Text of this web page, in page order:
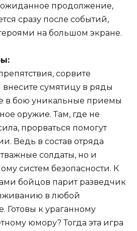
продолжение,
сразу после событий,
на большом экране.
сорвите
сумятицу в ряды
в бою уникальные приемы
оружие. Там, где не
прорваться помогут
Ведь в состав отряда
солдаты, но и
систем безопасности. К
бойцов парит разведчик
в любой
Готовы к ураганному
юмору? Тогда эта игра